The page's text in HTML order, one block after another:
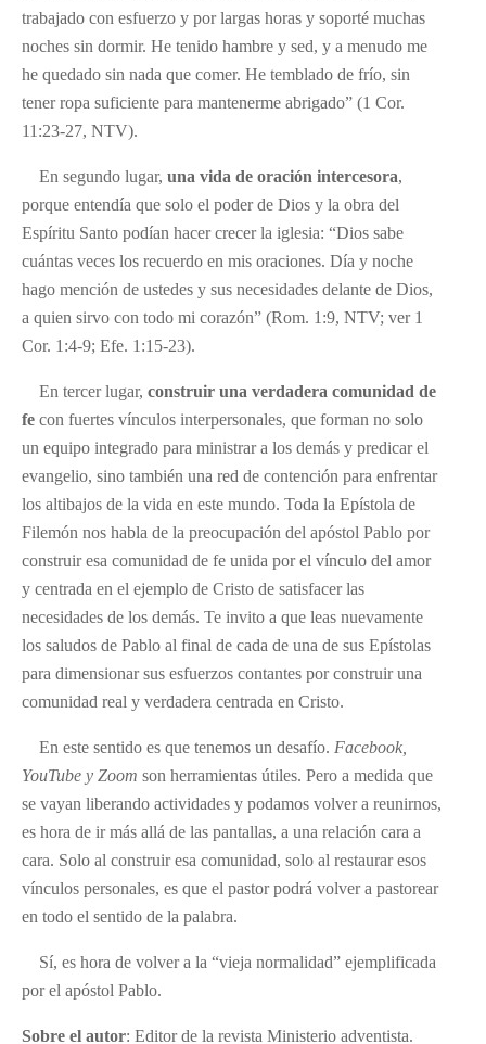
trabajado con esfuerzo y por largas horas y soporté muchas
noches sin dormir. He tenido hambre y sed, y a menudo me
he quedado sin nada que comer. He temblado de frío, sin
tener ropa suficiente para mantenerme abrigado” (1 Cor.
11:23-27, NTV).
En segundo lugar, una vida de oración intercesora,
porque entendía que solo el poder de Dios y la obra del
Espíritu Santo podían hacer crecer la iglesia: “Dios sabe
cuántas veces los recuerdo en mis oraciones. Día y noche
hago mención de ustedes y sus necesidades delante de Dios,
a quien sirvo con todo mi corazón” (Rom. 1:9, NTV; ver 1
Cor. 1:4-9; Efe. 1:15-23).
En tercer lugar, construir una verdadera comunidad de
fe con fuertes vínculos interpersonales, que forman no solo
un equipo integrado para ministrar a los demás y predicar el
evangelio, sino también una red de contención para enfrentar
los altibajos de la vida en este mundo. Toda la Epístola de
Filemón nos habla de la preocupación del apóstol Pablo por
construir esa comunidad de fe unida por el vínculo del amor
y centrada en el ejemplo de Cristo de satisfacer las
necesidades de los demás. Te invito a que leas nuevamente
los saludos de Pablo al final de cada de una de sus Epístolas
para dimensionar sus esfuerzos contantes por construir una
comunidad real y verdadera centrada en Cristo.
En este sentido es que tenemos un desafío. Facebook,
YouTube y Zoom son herramientas útiles. Pero a medida que
se vayan liberando actividades y podamos volver a reunirnos,
es hora de ir más allá de las pantallas, a una relación cara a
cara. Solo al construir esa comunidad, solo al restaurar esos
vínculos personales, es que el pastor podrá volver a pastorear
en todo el sentido de la palabra.
Sí, es hora de volver a la “vieja normalidad” ejemplificada
por el apóstol Pablo.
Sobre el autor: Editor de la revista Ministerio adventista.